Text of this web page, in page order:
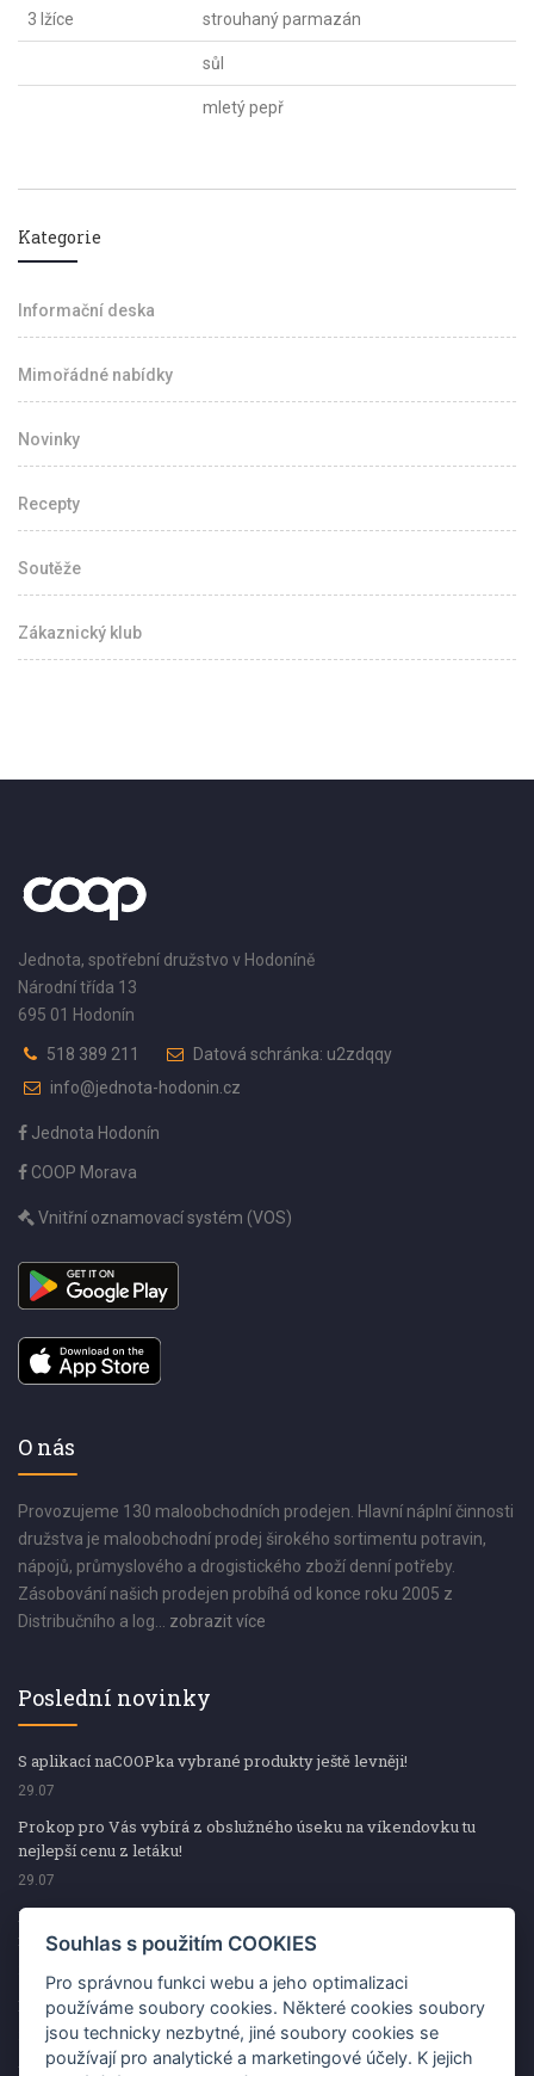
3 lžíce strouhaný parmazán
sůl
mletý pepř
Kategorie
Informační deska
Mimořádné nabídky
Novinky
Recepty
Soutěže
Zákaznický klub
Jednota, spotřební družstvo v Hodoníně
Národní třída 13
695 01 Hodonín
518 389 211
Datová schránka: u2zdqqy
info@jednota-hodonin.cz
Jednota Hodonín
COOP Morava
Vnitřní oznamovací systém (VOS)
O nás
Provozujeme 130 maloobchodních prodejen. Hlavní náplní činnosti
družstva je maloobchodní prodej širokého sortimentu potravin,
nápojů, průmyslového a drogistického zboží denní potřeby.
Zásobování našich prodejen probíhá od konce roku 2005 z
Distribučního a log... zobrazit více
Poslední novinky
S aplikací naCOOPka vybrané produkty ještě levněji!
29.07
Prokop pro Vás vybírá z obslužného úseku na víkendovku tu
nejlepší cenu z letáku!
29.07
Prokop pro Vás vybírá z obslužného úseku na víkendovku tu
nejlepší cenu z letáku!
Kup špekáčky od Váhaly a vyhraj s naCOOPkou sekerku Fiskars
29.07
Prokop pro Vás vybírá na víkendovku ty nejlepší ceny z letáku!
Souhlas s použitím COOKIES
Pro správnou funkci webu a jeho optimalizaci
používáme soubory cookies. Některé cookies soubory
jsou technicky nezbytné, jiné soubory cookies se
používají pro analytické a marketingové účely. K jejich